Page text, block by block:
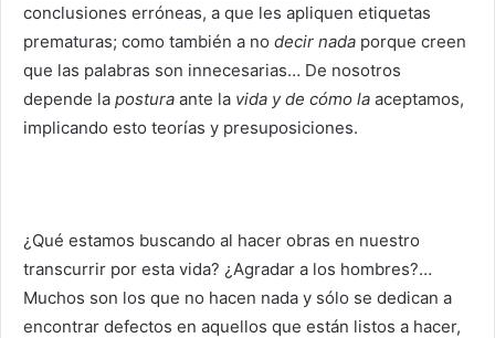
conclusiones erróneas, a que les apliquen etiquetas
prematuras; como también a no decir nada porque creen
que las palabras son innecesarias… De nosotros
depende la postura ante la vida y de cómo la aceptamos,
implicando esto teorías y presuposiciones.
¿Qué estamos buscando al hacer obras en nuestro
transcurrir por esta vida? ¿Agradar a los hombres?…
Muchos son los que no hacen nada y sólo se dedican a
encontrar defectos en aquellos que están listos a hacer,